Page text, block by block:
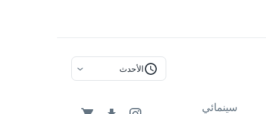
الأحدث
سينمائي